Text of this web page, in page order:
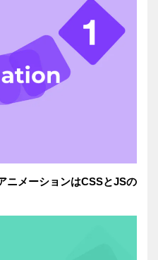
ニメーションはCSSとJSの